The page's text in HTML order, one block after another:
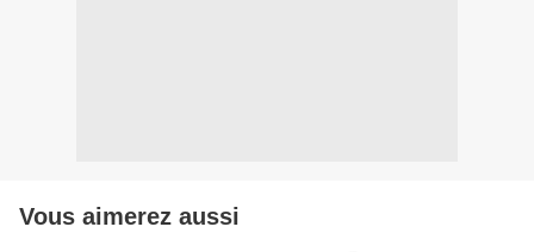
Vous aimerez aussi